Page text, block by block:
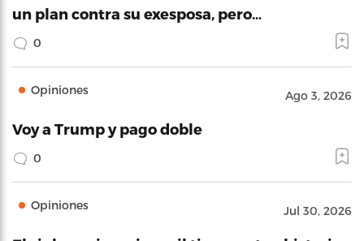
un plan contra su exesposa, pero…
0
Opiniones Ago 3, 2026
Voy a Trump y pago doble
0
Opiniones Jul 30, 2026